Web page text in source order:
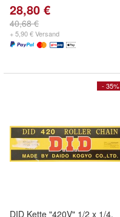
28,80 €
40,68 €
+ 5,90 € Versand
- 35%
DID Kette "420V" 1/2 x 1/4,